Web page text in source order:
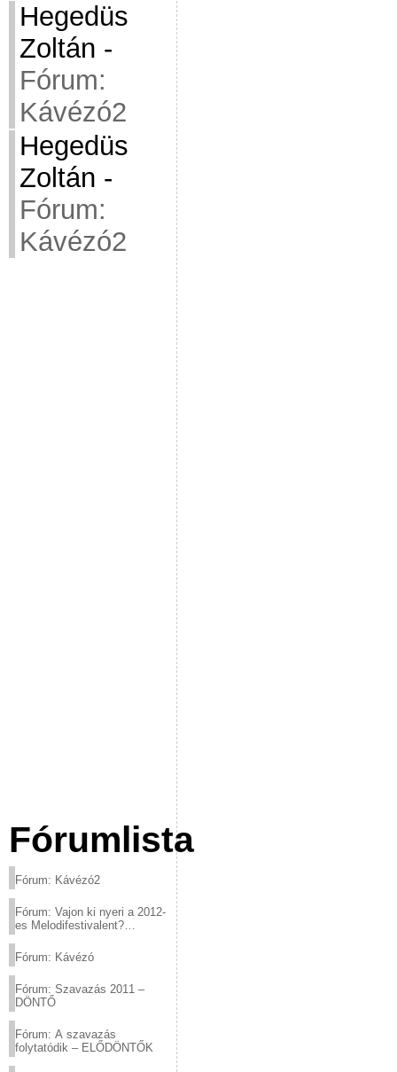
Hegedüs
Zoltán -
Fórum:
Kávézó2
Hegedüs
Zoltán -
Fórum:
Kávézó2
Fórumlista
Fórum: Kávézó2
Fórum: Vajon ki nyeri a 2012-
es Melodifestivalent?
Fórum: Kávézó
Fórum: Szavazás 2011 –
DÖNTŐ
Fórum: A szavazás
folytatódik – ELŐDÖNTŐK